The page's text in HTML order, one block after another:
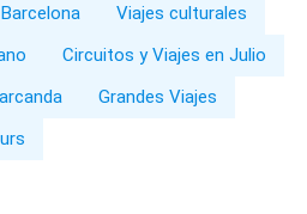
Viajes culturales
Circuitos y Viajes en Julio
Grandes Viajes